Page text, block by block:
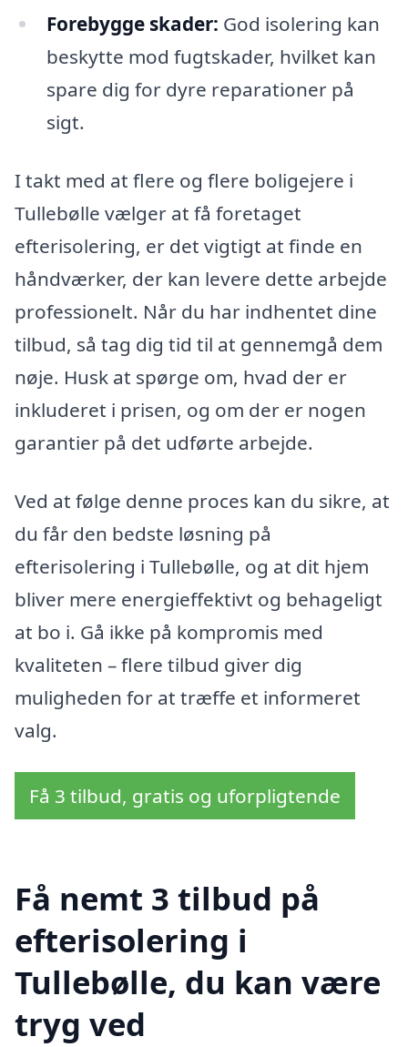
Forebygge skader: God isolering kan
beskytte mod fugtskader, hvilket kan
spare dig for dyre reparationer på
sigt.
I takt med at flere og flere boligejere i
Tullebølle vælger at få foretaget
efterisolering, er det vigtigt at finde en
håndværker, der kan levere dette arbejde
professionelt. Når du har indhentet dine
tilbud, så tag dig tid til at gennemgå dem
nøje. Husk at spørge om, hvad der er
inkluderet i prisen, og om der er nogen
garantier på det udførte arbejde.
Ved at følge denne proces kan du sikre, at
du får den bedste løsning på
efterisolering i Tullebølle, og at dit hjem
bliver mere energieffektivt og behageligt
at bo i. Gå ikke på kompromis med
kvaliteten – flere tilbud giver dig
muligheden for at træffe et informeret
valg.
Få 3 tilbud, gratis og uforpligtende
Få nemt 3 tilbud på
efterisolering i
Tullebølle, du kan være
tryg ved